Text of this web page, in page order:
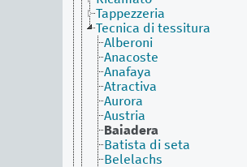
Tappezzeria
Tecnica di tessitura
Alberoni
Anacoste
Anafaya
Atractiva
Aurora
Austria
Baiadera
Batista di seta
Belelachs